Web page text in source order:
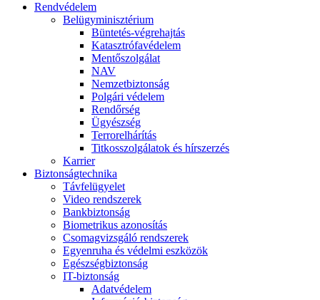
Rendvédelem
Belügyminisztérium
Büntetés-végrehajtás
Katasztrófavédelem
Mentőszolgálat
NAV
Nemzetbiztonság
Polgári védelem
Rendőrség
Ügyészség
Terrorelhárítás
Titkosszolgálatok és hírszerzés
Karrier
Biztonságtechnika
Távfelügyelet
Video rendszerek
Bankbiztonság
Biometrikus azonosítás
Csomagvizsgáló rendszerek
Egyenruha és védelmi eszközök
Egészségbiztonság
IT-biztonság
Adatvédelem